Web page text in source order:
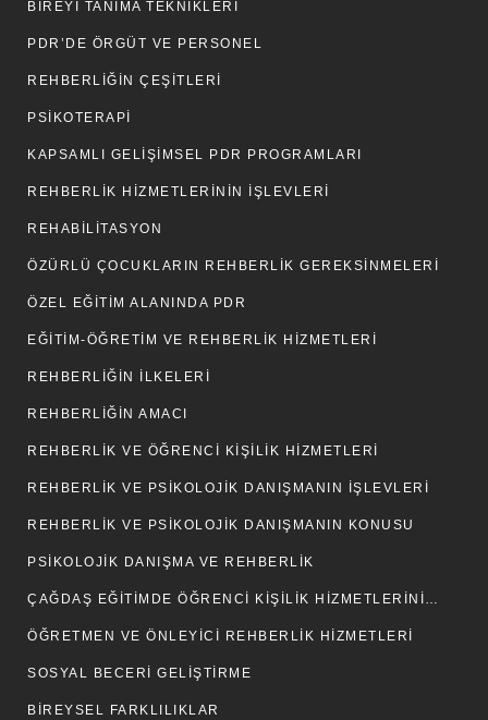
BIREYI TANIMA TEKNIKLERI
PDR’DE ÖRGÜT VE PERSONEL
REHBERLIĞIN ÇEŞITLERI
PSIKOTERAPI
KAPSAMLI GELIŞIMSEL PDR PROGRAMLARI
REHBERLIK HIZMETLERININ İŞLEVLERI
REHABILITASYON
ÖZÜRLÜ ÇOCUKLARIN REHBERLIK GEREKSINMELERI
ÖZEL EĞITIM ALANINDA PDR
EĞITIM-ÖĞRETIM VE REHBERLIK HIZMETLERI
REHBERLIĞIN İLKELERI
REHBERLIĞIN AMACI
REHBERLİK VE ÖĞRENCİ KİŞİLİK HİZMETLERİ
REHBERLIK VE PSIKOLOJIK DANIŞMANIN İŞLEVLERI
REHBERLIK VE PSIKOLOJIK DANIŞMANIN KONUSU
PSIKOLOJIK DANIŞMA VE REHBERLIK
ÇAĞDAŞ EĞITIMDE ÖĞRENCI KIŞILIK HIZMETLERININ YERI
ÖĞRETMEN VE ÖNLEYİCİ REHBERLİK HİZMETLERİ
SOSYAL BECERİ GELİŞTİRME
BIREYSEL FARKLILIKLAR